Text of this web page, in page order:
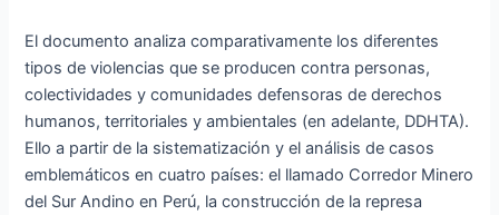
El documento analiza comparativamente los diferentes
tipos de violencias que se producen contra personas,
colectividades y comunidades defensoras de derechos
humanos, territoriales y ambientales (en adelante, DDHTA).
Ello a partir de la sistematización y el análisis de casos
emblemáticos en cuatro países: el llamado Corredor Minero
del Sur Andino en Perú, la construcción de la represa